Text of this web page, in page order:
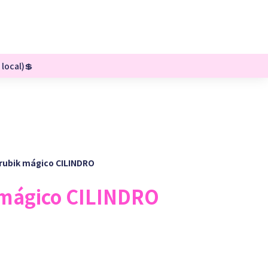
mágico CILINDRO
CILINDRO